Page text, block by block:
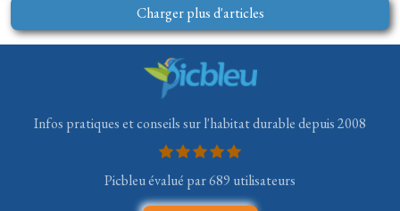
Charger plus d'articles
Infos pratiques et conseils sur l'habitat durable depuis 2008
Picbleu évalué par 689 utilisateurs